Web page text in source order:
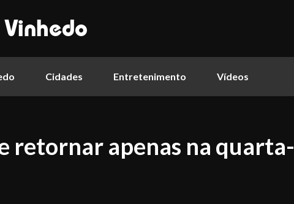
Cidades Entretenimento Vídeos
retornar apenas na quarta-